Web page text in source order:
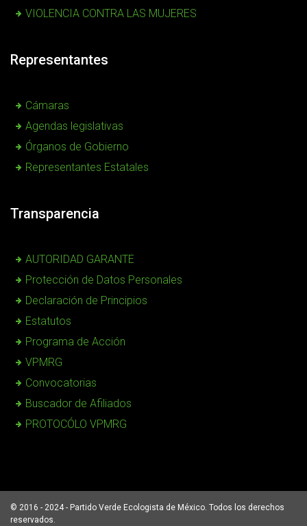
VIOLENCIA CONTRA LAS MUJERES
Representantes
Cámaras
Agendas legislativas
Órganos de Gobierno
Representantes Estatales
Transparencia
AUTORIDAD GARANTE
Protección de Datos Personales
Declaración de Principios
Estatutos
Programa de Acción
VPMRG
Convocatorias
Buscador de Afiliados
PROTOCÓLO VPMRG
© 2016 - 2024 - Partido Verde Ecologista de México. Todos los derechos
reservados.